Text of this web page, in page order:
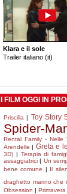
Klara e il sole
Trailer italiano (it)
I FILM OGGI IN
Priscilla | Toy Story 5
Spider-
Rental Family - Nelle
Arendelle | Greta e
3D) | Terapia di
assaggiatrici | Un
bene comune | Il
draghetto marino che
Obsession | Primavera